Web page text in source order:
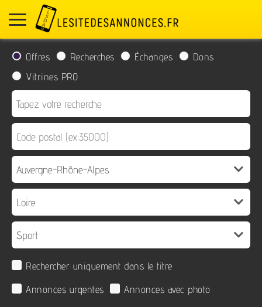
Offres Recherches Échanges
Dons
Vitrines PRO
Rechercher uniquement dans le titre
Annonces urgentes
Annonces avec photo